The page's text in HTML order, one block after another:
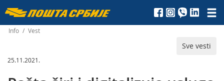
Пошта
Србије
д.о.о.
Info / Vest
Sve vesti
25.11.2021.